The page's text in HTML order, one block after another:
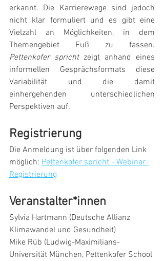
erkannt. Die Karrierewege sind jedoch
nicht klar formuliert und es gibt eine
Vielzahl an Möglichkeiten, in dem
Themengebiet Fuß zu fassen.
Pettenkofer spricht zeigt anhand eines
informellen Gesprächsformats diese
Variabilität und die damit
einhergehenden unterschiedlichen
Perspektiven auf.
Registrierung
Die Anmeldung ist über folgenden Link
möglich: Pettenkofer spricht - Webinar-
Registrierung
Veranstalter*innen
Sylvia Hartmann (Deutsche Allianz
Klimawandel und Gesundheit)
Mike Rüb (Ludwig-Maximilians-
Universität München, Pettenkofer School